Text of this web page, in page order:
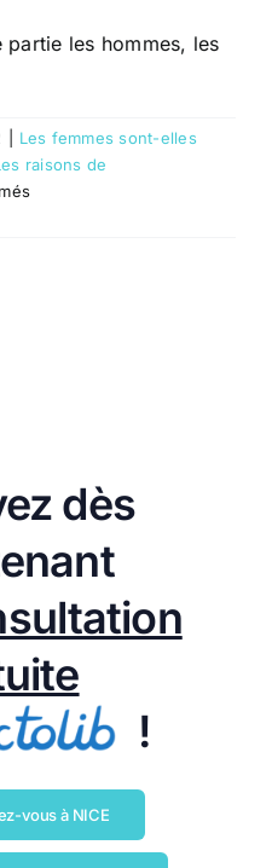
partie les hommes, les
Les femmes sont-elles
raisons de
sur
dès
!
vous à NICE